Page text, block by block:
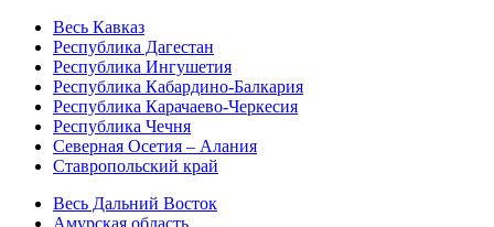
Весь Кавказ
Республика Дагестан
Республика Ингушетия
Республика Кабардино-Балкария
Республика Карачаево-Черкесия
Республика Чечня
Северная Осетия – Алания
Ставропольский край
Весь Дальний Восток
Амурская область